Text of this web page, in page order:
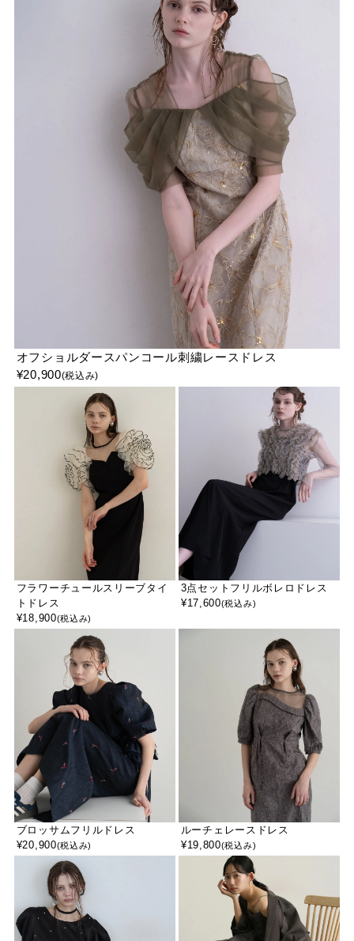
オフショルダースパンコール刺繍レースドレス
¥20,900(税込み)
フラワーチュールスリーブタイ
トドレス
¥18,900(税込み)
3点セットフリルボレロドレス
¥17,600(税込み)
ブロッサムフリルドレス
¥20,900(税込み)
ルーチェレースドレス
¥19,800(税込み)